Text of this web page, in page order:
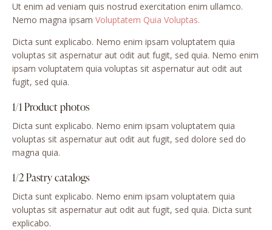
Ut enim ad veniam quis nostrud exercitation enim ullamco.
Nemo magna ipsam Voluptatem Quia Voluptas.
Dicta sunt explicabo. Nemo enim ipsam voluptatem quia
voluptas sit aspernatur aut odit aut fugit, sed quia. Nemo enim
ipsam voluptatem quia voluptas sit aspernatur aut odit aut
fugit, sed quia.
1/1 Product photos
Dicta sunt explicabo. Nemo enim ipsam voluptatem quia
voluptas sit aspernatur aut odit aut fugit, sed dolore sed do
magna quia.
1/2 Pastry catalogs
Dicta sunt explicabo. Nemo enim ipsam voluptatem quia
voluptas sit aspernatur aut odit aut fugit, sed quia. Dicta sunt
explicabo.